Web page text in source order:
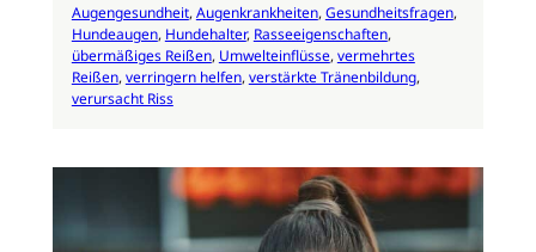
Augengesundheit, Augenkrankheiten, Gesundheitsfragen
Hundeaugen, Hundehalter, Rasseeigenschaften
übermäßiges Reißen, Umwelteinflüsse, vermehrtes
Reißen, verringern helfen, verstärkte Tränenbildung
verursacht Riss